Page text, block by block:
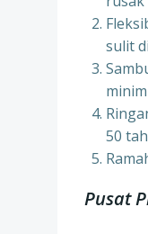
sulit
50
Pusat